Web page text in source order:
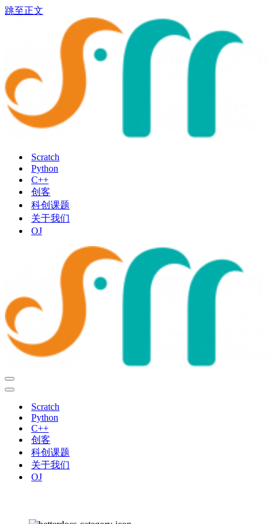
跳至正文
Scratch
Python
C++
创客
科创课题
关于我们
OJ
导
航
导
Scratch
Python
C++
创客
科创课题
关于我们
OJ